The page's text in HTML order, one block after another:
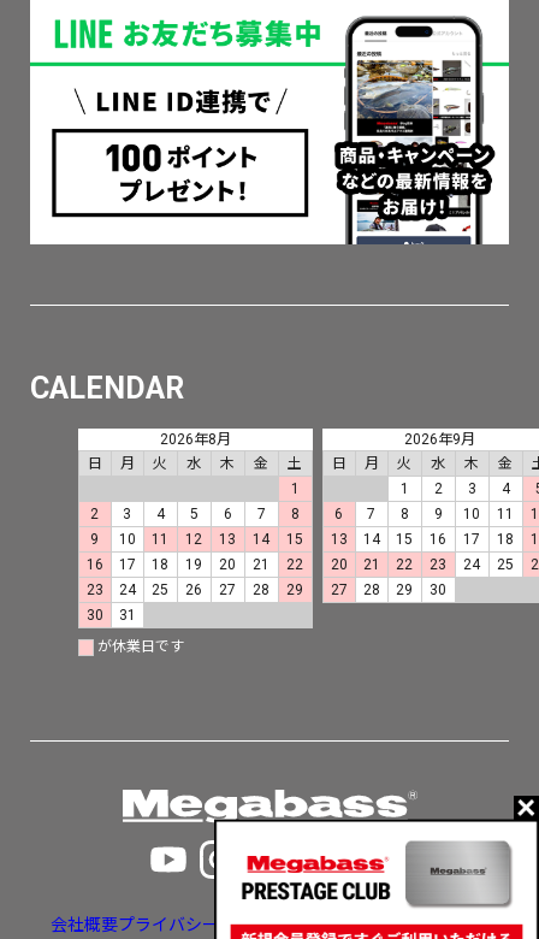
CALENDAR
2026年8月
日
月 火 水 木 金
土
1
2
3 4 5 6 7
8
9
10 11 12 13 14
15
16
17 18 19 20 21
22
23
24 25 26 27 28
29
30
31
2026年9月
日
月 火 水 木 金
1
2 3 4
6
7 8 9 10 11
13
14 15 16 17 18
20
21 22 23 24 25
27
28 29 30
が休業日です
会社概要プライバシーポリシー特定商取引法に基づく表示